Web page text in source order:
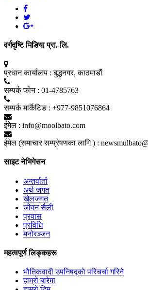
वर्गदृष्टि मिडिया प्रा. लि.
प्रधान कार्यालय : बुद्धनगर, काठमाडाैं
सम्पर्क फाेन : 01-4785763
सम्पर्क मार्केटिङ : +977-9851076864
ईमेल : info@moolbato.com
ईमेल (समाचार सम्प्रेषणका लागि ) :
साइट नेभिगेसन
अन्तर्वार्ता
अर्थ जगत
खेलजगत
जीवन सैली
प्रवास
प्रविधि
मनोरञ्जन
महत्वपूर्ण लिङ्कहरू
भाैतिकवादी उपनिषद्काे परिचर्चा गरिने
हाम्राे बारेमा